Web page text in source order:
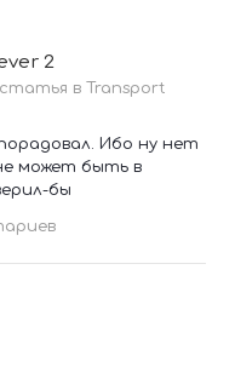
2
в
Transport
Ибо ну нет
может быть в
бы